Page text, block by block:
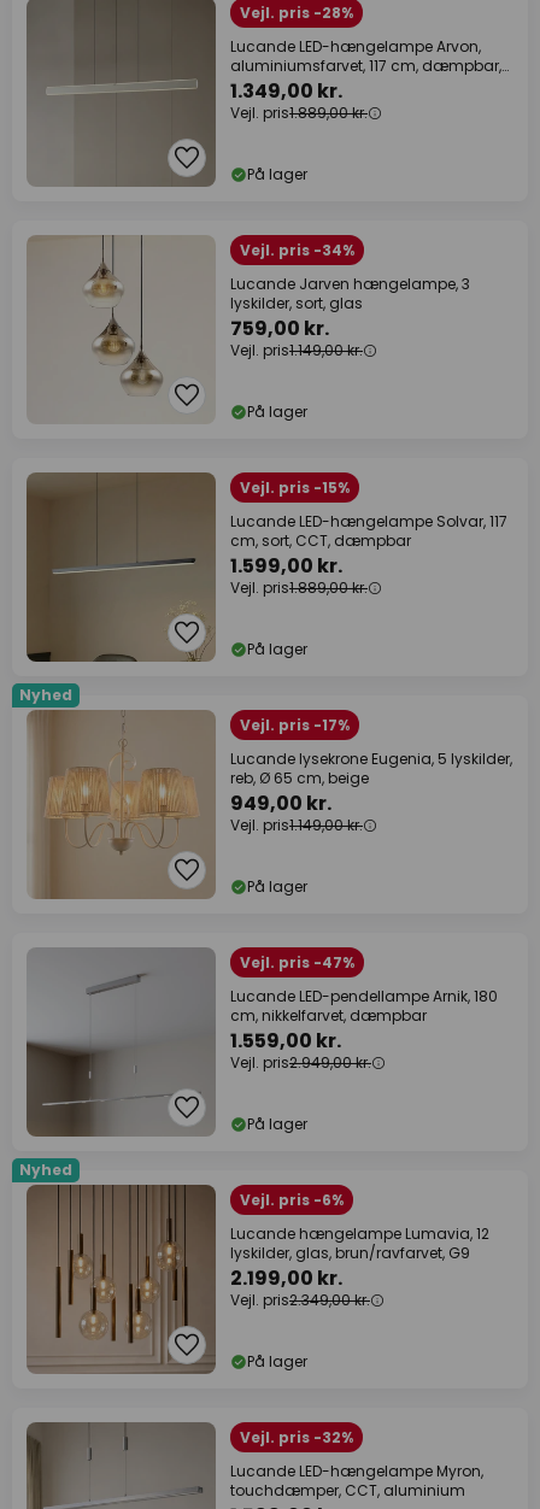
Vejl. pris -28%
Lucande LED-hængelampe Arvon,
aluminiumsfarvet, 117 cm, dæmpbar,
CCT
1.349,00 kr.
Vejl. pris1.889,00 kr.
På lager
Vejl. pris -34%
Lucande Jarven hængelampe, 3
lyskilder, sort, glas
759,00 kr.
Vejl. pris1.149,00 kr.
På lager
Vejl. pris -15%
Lucande LED-hængelampe Solvar, 117
cm, sort, CCT, dæmpbar
1.599,00 kr.
Vejl. pris1.889,00 kr.
På lager
Nyhed
Vejl. pris -17%
Lucande lysekrone Eugenia, 5 lyskilder,
reb, Ø 65 cm, beige
949,00 kr.
Vejl. pris1.149,00 kr.
På lager
Vejl. pris -47%
Lucande LED-pendellampe Arnik, 180
cm, nikkelfarvet, dæmpbar
1.559,00 kr.
Vejl. pris2.949,00 kr.
På lager
Nyhed
Vejl. pris -6%
Lucande hængelampe Lumavia, 12
lyskilder, glas, brun/ravfarvet, G9
2.199,00 kr.
Vejl. pris2.349,00 kr.
På lager
Vejl. pris -32%
Lucande LED-hængelampe Myron,
touchdæmper, CCT, aluminium